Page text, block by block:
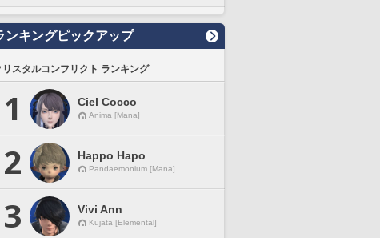
ンキングピックアップ
リスタルコンフリクト ランキング
1 Ciel Cocco
Anima [Mana]
2 Happo Hapo
Pandaemonium [Mana]
3 Vivi Ann
Kujata [Elemental]